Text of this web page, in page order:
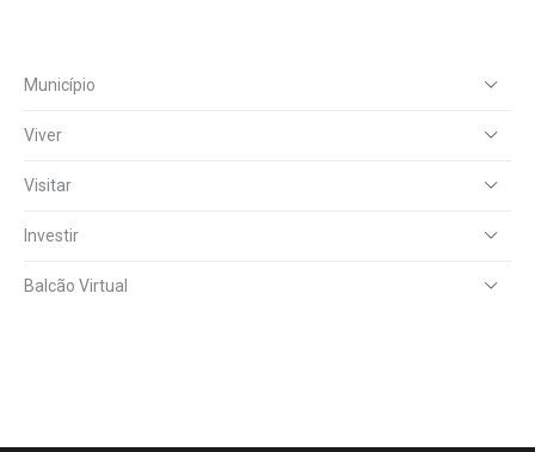
Município
Viver
Visitar
Investir
Balcão Virtual